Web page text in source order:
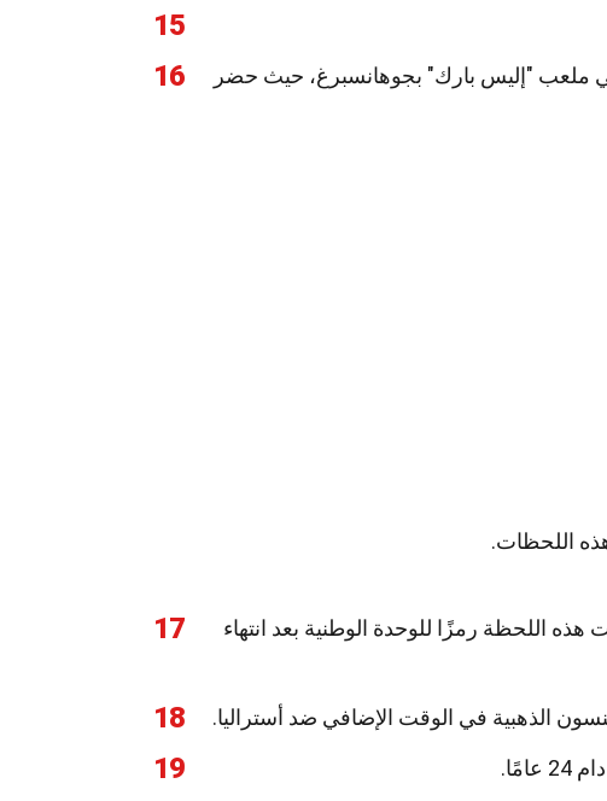
15
16
عدد من الحضور في مباراة واحدة كان في نهائي 1995 في ملعب "إليس بارك" بجوهانسبرغ، حيث حضر
اللحظات.
17
هذه اللحظة رمزًا للوحدة الوطنية بعد انتهاء
18
19